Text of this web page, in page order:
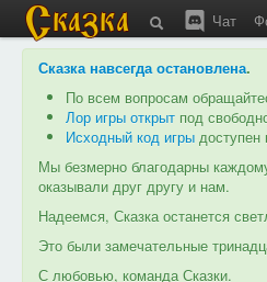
Чат
Сказка навсегда остановлена.
По всем вопросам
Лор игры открыт под
Исходный код игры доступен
Мы безмерно благодарны
оказывали друг другу и нам.
Надеемся, Сказка останется
Это были замечательные
С любовью, команда Сказки.